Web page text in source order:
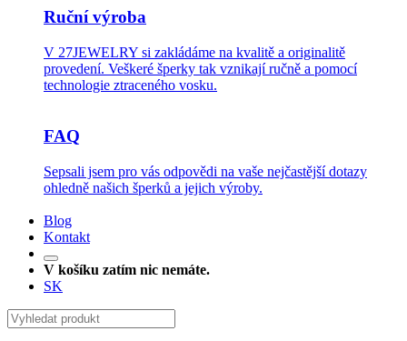
Ruční výroba
V 27JEWELRY si zakládáme na kvalitě a originalitě
provedení. Veškeré šperky tak vznikají ručně a pomocí
technologie ztraceného vosku.
FAQ
Sepsali jsem pro vás odpovědi na vaše nejčastější dotazy
ohledně našich šperků a jejich výroby.
Blog
Kontakt
V košíku zatím nic nemáte.
SK